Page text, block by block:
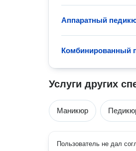
Аппаратный
Комбинированный
Услуги других
Маникюр
Пользователь не дал